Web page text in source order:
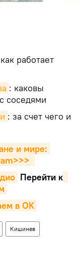
работает
: каковы
соседями
: за счет чего и
и мире:
Перейти к
в OK
Кишинев